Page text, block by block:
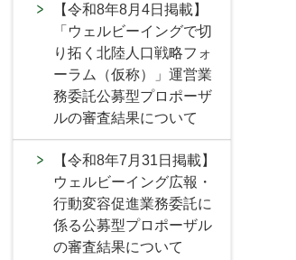
【令和8年8月4日掲載】
「ウェルビーイングで切
り拓く北陸人口戦略フォ
ーラム（仮称）」運営業
務委託公募型プロポーザ
ルの審査結果について
【令和8年7月31日掲載】
ウェルビーイング広報・
行動変容促進業務委託に
係る公募型プロポーザル
の審査結果について